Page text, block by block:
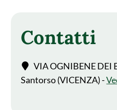
Contatti
VIA OGNIBENE DEI
Santorso (VICENZA) -